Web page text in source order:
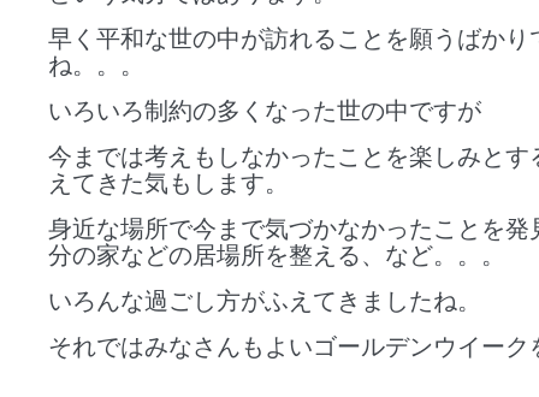
早く平和な世の中が訪れることを願うばかり
ね。。。
いろいろ制約の多くなった世の中ですが
今までは考えもしなかったことを楽しみとす
えてきた気もします。
身近な場所で今まで気づかなかったことを発
分の家などの居場所を整える、など。。。
いろんな過ごし方がふえてきましたね。
それではみなさんもよいゴールデンウイーク